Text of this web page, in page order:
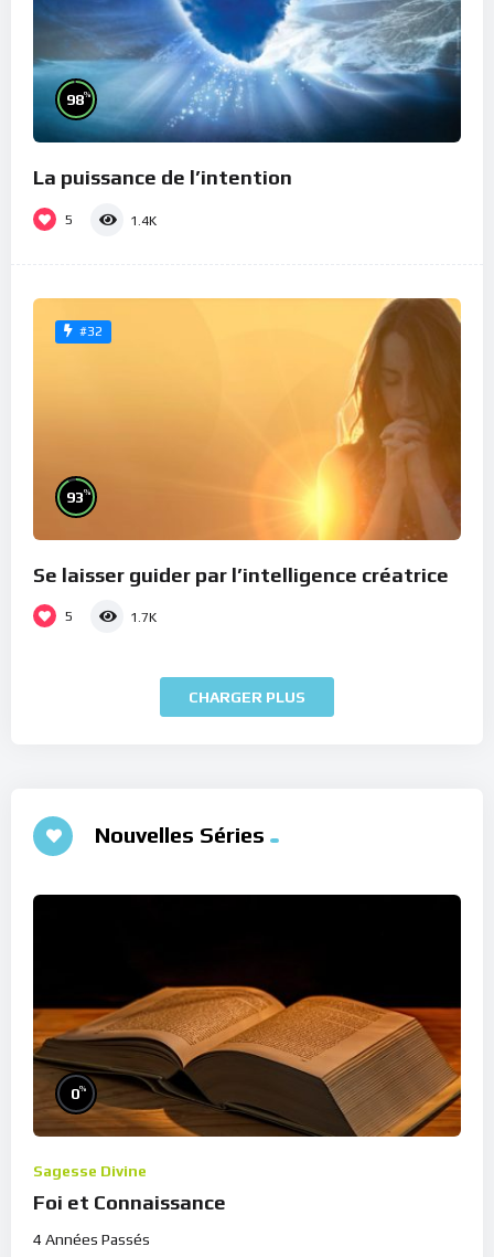
98%
La puissance de l’intention
5 1.4K
#32
93%
Se laisser guider par l’intelligence créatrice
5 1.7K
CHARGER PLUS
Nouvelles Séries
0%
Sagesse Divine
Foi et Connaissance
4 Années Passés